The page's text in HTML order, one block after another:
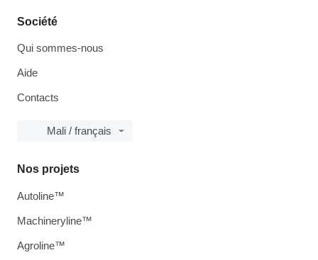
Société
Qui sommes-nous
Aide
Contacts
Mali / français
Nos projets
Autoline™
Machineryline™
Agroline™